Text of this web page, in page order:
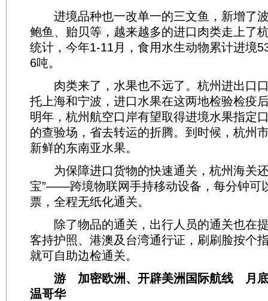
进境品种也一改单一的三文鱼，新增了
鲍鱼、贻贝等，越来越多的进口肉类走上了
统计，今年1-11月，食用水生动物累计进境
6吨。
肉类来了，水果也不远了。杭州进出口
托上海和宁波，进口水果在这两地检验检疫
明年，杭州航空口岸有望取得进境水果指定
的查验场，省去转运的折腾。到时候，杭州
新鲜的东南亚水果。
为保障进口货物的快速通关，杭州海关还
宝”——跨境物联网手持移动设备，每分钟可
票，全程无纸化通关。
除了物品的通关，出行人员的通关也在
客持护照、港澳及台湾通行证，刷刷脸按个
就可自助边检通关。
游 加密欧洲、开辟美洲国际航线 月底
温哥华